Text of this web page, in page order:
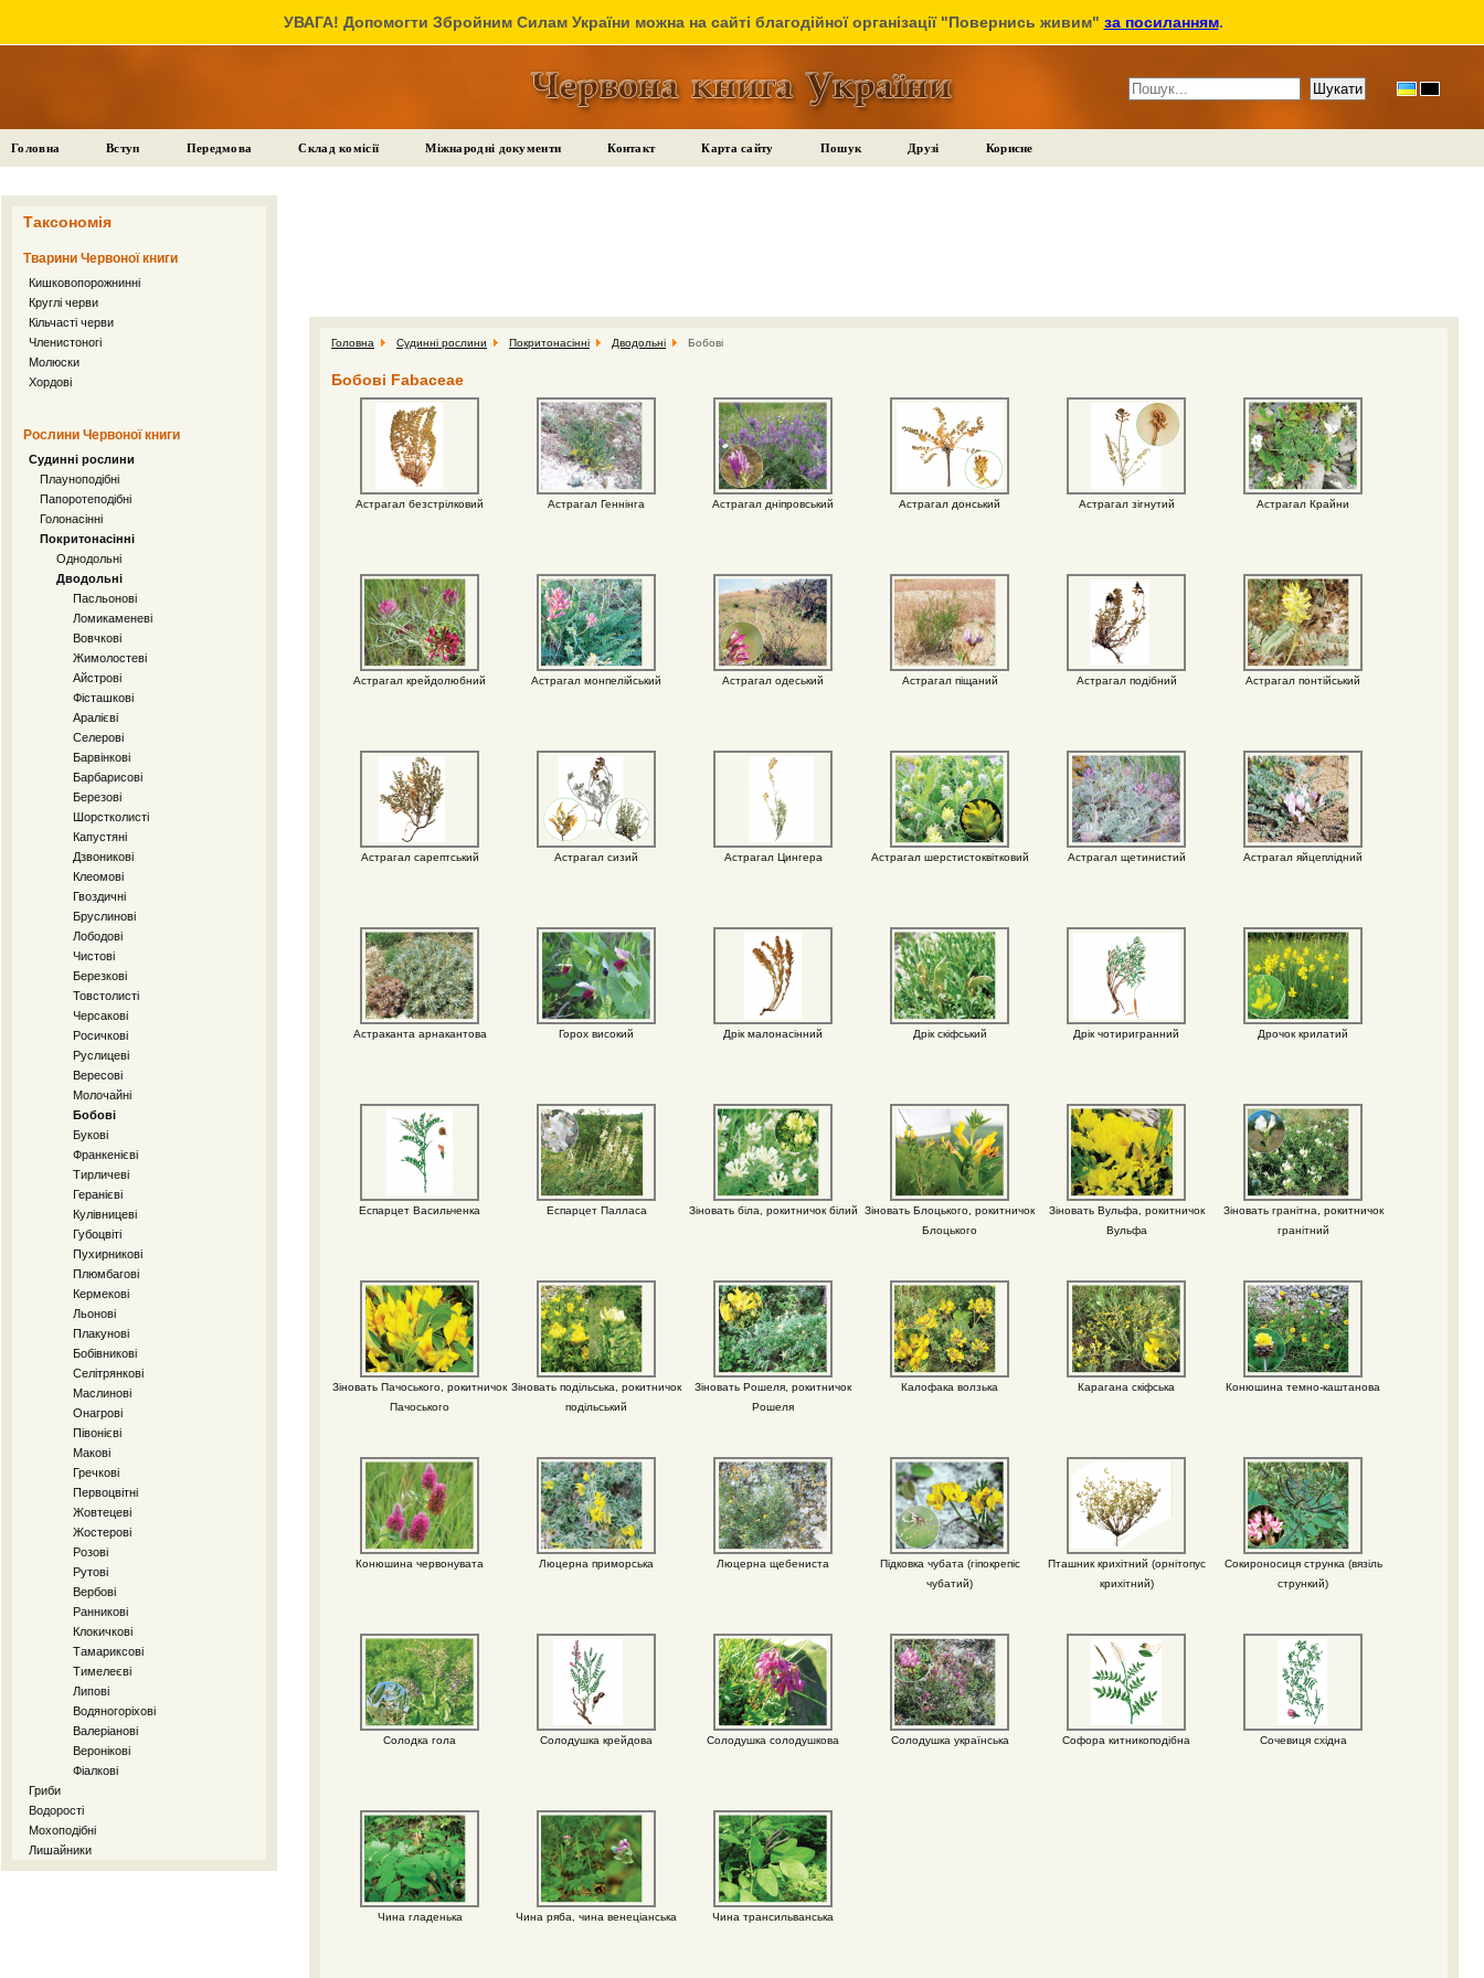
УВАГА! Допомогти Збройним Силам України можна на сайті благодійної організації "Повернись живим" за посиланням.
Головна Вступ Передмова Склад комісії Міжнародні документи Контакт Карта сайту Пошук Друзі Корисне
Таксономія
Тварини Червоної книги
Кишковопорожнинні
Круглі черви
Кільчасті черви
Членистоногі
Молюски
Хордові
Рослини Червоної книги
Судинні рослини
Плауноподібні
Папоротеподібні
Голонасінні
Покритонасінні
Однодольні
Дводольні
Пасльонові
Ломикаменеві
Вовчкові
Жимолостеві
Айстрові
Фісташкові
Аралієві
Селерові
Барвінкові
Барбарисові
Березові
Шорстколисті
Капустяні
Дзвоникові
Клеомові
Гвоздичні
Бруслинові
Лободові
Чистові
Березкові
Товстолисті
Черсакові
Росичкові
Руслицеві
Вересові
Молочайні
Бобові
Букові
Франкенієві
Тирличеві
Геранієві
Кулівницеві
Губоцвіті
Пухирникові
Плюмбагові
Кермекові
Льонові
Плакунові
Бобівникові
Селітрянкові
Маслинові
Онагрові
Півонієві
Макові
Гречкові
Первоцвітні
Жовтецеві
Жостерові
Розові
Рутові
Вербові
Ранникові
Клокичкові
Тамариксові
Тимелеєві
Липові
Водяногоріхові
Валеріанові
Веронікові
Фіалкові
Гриби
Водорості
Мохоподібні
Лишайники
Головна Судинні рослини Покритонасінні Дводольні Бобові
Бобові Fabaceae
Астрагал безстрілковий Астрагал Геннінга Астрагал дніпровський Астрагал донський Астрагал зігнутий Астрагал Крайни
Астрагал крейдолюбний Астрагал монпелійський Астрагал одеський Астрагал піщаний Астрагал подібний Астрагал понтійський
Астрагал сарептський Астрагал сизий Астрагал Цингера Астрагал шерстистоквітковий Астрагал щетинистий Астрагал яйцеплідний
Астраканта арнакантова Горох високий Дрік малонасінний Дрік скіфський Дрік чотиригранний Дрочок крилатий
Еспарцет Васильченка Еспарцет Палласа Зіновать біла, рокитничок білий
Зіновать Блоцького, рокитничок
Блоцького
Зіновать Вульфа, рокитничок
Вульфа
Зіновать гранітна, рокитничок
гранітний
Зіновать Пачоського, рокитничок
Пачоського
Зіновать подільська, рокитничок
подільський
Зіновать Рошеля, рокитничок
Рошеля
Калофака волзька Карагана скіфська Конюшина темно-каштанова
Конюшина червонувата Люцерна приморська Люцерна щебениста
Підковка чубата (гіпокрепіс
чубатий)
Пташник крихітний (орнітопус
крихітний)
Сокироносиця струнка (вязіль
стрункий)
Солодка гола Солодушка крейдова Солодушка солодушкова Солодушка українська Софора китникоподібна Сочевиця східна
Чина гладенька Чина ряба, чина венеціанська Чина трансильванська